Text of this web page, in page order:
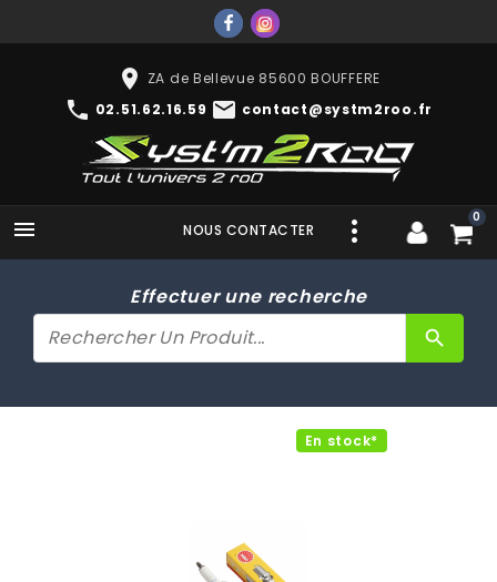
place ZA de Bellevue 85600 BOUFFERE
phone 02.51.62.16.59 mail contact@systm2roo.fr
 0
NOUS CONTACTER
Effectuer une recherche
search
En stock*